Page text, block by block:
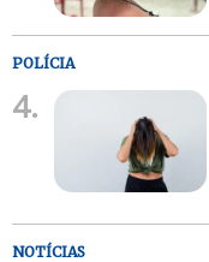
POLÍCIA
4.
NOTÍCIAS